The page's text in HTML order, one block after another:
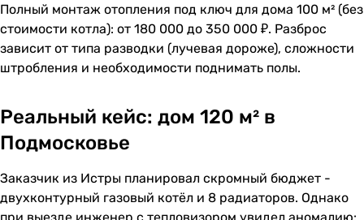
Полный монтаж отопления под ключ для дома 100 м² (без
стоимости котла): от 180 000 до 350 000 ₽. Разброс
зависит от типа разводки (лучевая дороже), сложности
штробления и необходимости поднимать полы.
Реальный кейс: дом 120 м² в
Подмосковье
Заказчик из Истры планировал скромный бюджет -
двухконтурный газовый котёл и 8 радиаторов. Однако